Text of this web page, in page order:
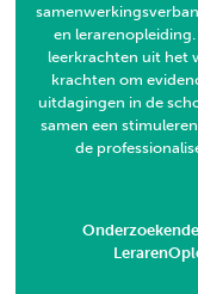
en
leerkrachten uit het
krachten om
uitdagingen in de
samen een
de